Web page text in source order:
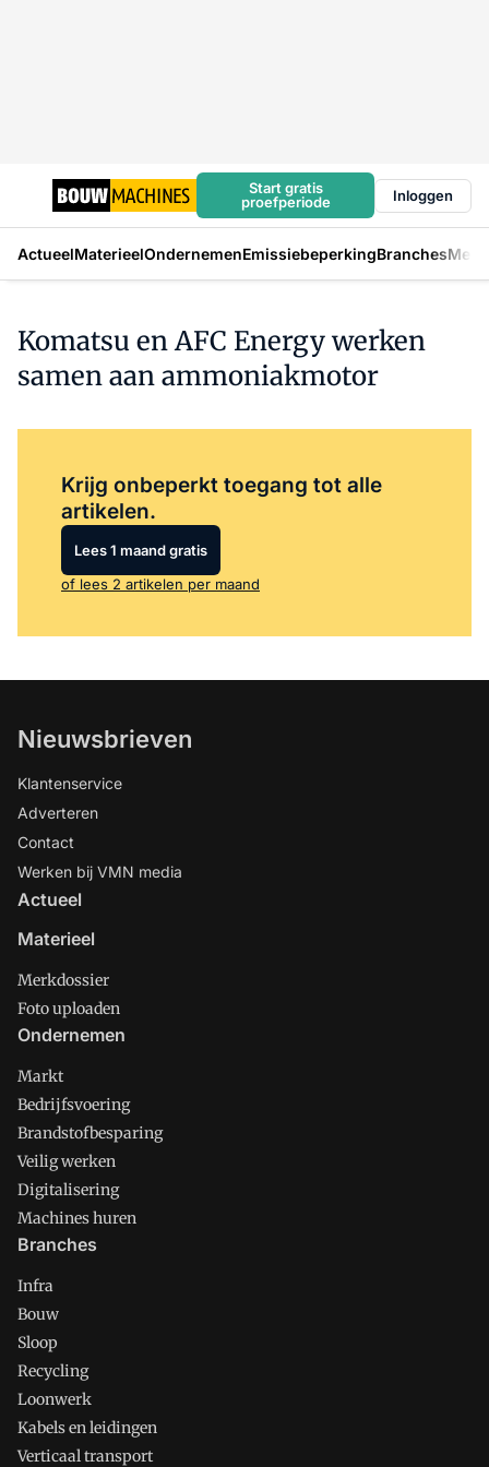
Start gratis
proefperiode
Inloggen
ActueelMaterieelOndernemenEmissiebeperkingBranches
Komatsu en AFC Energy werken
samen aan ammoniakmotor
Krijg onbeperkt toegang tot alle
artikelen.
Lees 1 maand gratis
of lees 2 artikelen per maand
Nieuwsbrieven
Klantenservice
Adverteren
Contact
Werken bij VMN media
Actueel
Materieel
Merkdossier
Foto uploaden
Ondernemen
Markt
Bedrijfsvoering
Brandstofbesparing
Veilig werken
Digitalisering
Machines huren
Branches
Infra
Bouw
Sloop
Recycling
Loonwerk
Kabels en leidingen
Verticaal transport